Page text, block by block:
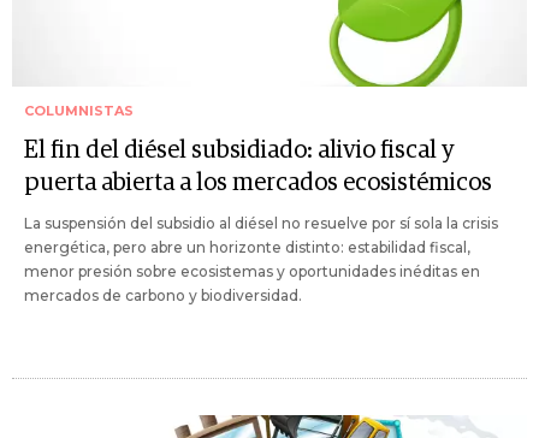
COLUMNISTAS
El fin del diésel subsidiado: alivio fiscal y
puerta abierta a los mercados ecosistémicos
La suspensión del subsidio al diésel no resuelve por sí sola la crisis
energética, pero abre un horizonte distinto: estabilidad fiscal,
menor presión sobre ecosistemas y oportunidades inéditas en
mercados de carbono y biodiversidad.